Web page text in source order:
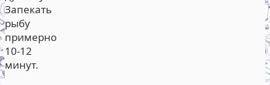
Запекать
рыбу
примерно
10-12
минут.